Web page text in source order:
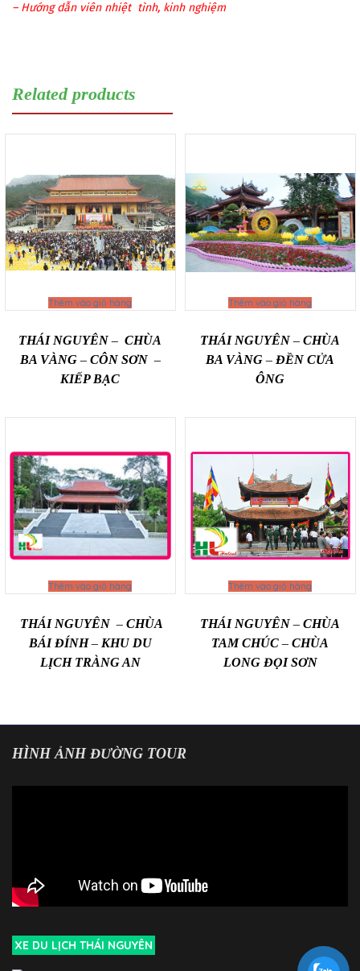
– Hư­ớng dẫn viên nhiệt tình, kinh nghiệm
Related products
Thêm vào giỏ hàng
THÁI NGUYÊN – CHÙA
BA VÀNG – CÔN SƠN –
KIẾP BẠC
Thêm vào giỏ hàng
THÁI NGUYÊN – CHÙA
BA VÀNG – ĐỀN CỬA
ÔNG
Thêm vào giỏ hàng
THÁI NGUYÊN – CHÙA
BÁI ĐÍNH – KHU DU
LỊCH TRÀNG AN
Thêm vào giỏ hàng
THÁI NGUYÊN – CHÙA
TAM CHÚC – CHÙA
LONG ĐỌI SƠN
HÌNH ẢNH ĐƯỜNG TOUR
XE DU LỊCH THÁI NGUYÊN